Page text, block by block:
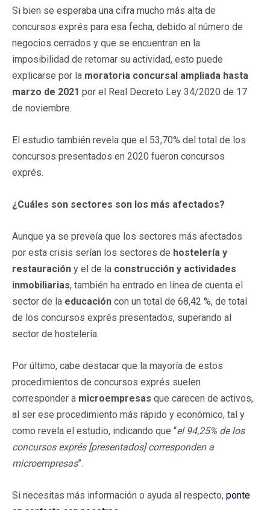
Si bien se esperaba una cifra mucho más alta de
concursos exprés para esa fecha, debido al número de
negocios cerrados y que se encuentran en la
imposibilidad de retomar su actividad, esto puede
explicarse por la moratoria concursal ampliada hasta
marzo de 2021 por el Real Decreto Ley 34/2020 de 17
de noviembre.
El estudio también revela que el 53,70% del total de los
concursos presentados en 2020 fueron concursos
exprés.
¿Cuáles son sectores son los más afectados?
Aunque ya se preveía que los sectores más afectados
por esta crisis serían los sectores de hostelería y
restauración y el de la construcción y actividades
inmobiliarias, también ha entrado en línea de cuenta el
sector de la educación con un total de 68,42 %, de total
de los concursos exprés presentados, superando al
sector de hostelería.
Por último, cabe destacar que la mayoría de estos
procedimientos de concursos exprés suelen
corresponder a microempresas que carecen de activos,
al ser ese procedimiento más rápido y económico, tal y
como revela el estudio, indicando que “el 94,25% de los
concursos exprés [presentados] corresponden a
microempresas”.
Si necesitas más información o ayuda al respecto, ponte